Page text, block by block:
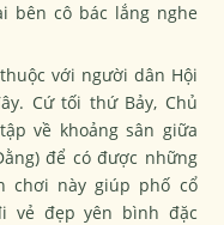
bên cô bác lắng nghe
với người dân Hội
Cứ tối thứ Bảy, Chủ
về khoảng sân giữa
để có được những
chơi này giúp phố cổ
vẻ đẹp yên bình đặc